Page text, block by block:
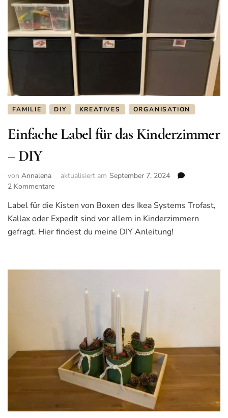
FAMILIE DIY KREATIVES ORGANISATION
Einfache Label für das Kinderzimmer
– DIY
von Annalena aktualisiert am September 7, 2024
2 Kommentare
Label
für
das
Label für die Kisten von Boxen des Ikea Systems Trofast,
Kallax oder Expedit sind vor allem in Kinderzimmern
gefragt. Hier findest du meine DIY Anleitung!